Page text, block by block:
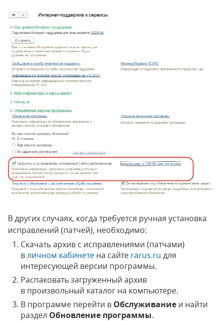
В других случаях, когда требуется ручная установка
исправлений (патчей), необходимо:
Скачать архив с исправлениями (патчами)
вличном кабинете на сайте rarus.ru для
интересующей версии программы.
Распаковать загруженный архив
в произвольный каталог на компьютере.
В программе перейти в Обслуживание и найти
раздел Обновление программы.